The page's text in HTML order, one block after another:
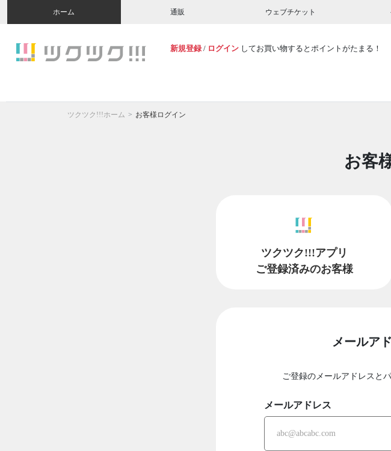
ホーム 通販 ウェブチケット
新規登録 / ログイン してお買い物するとポイントがたまる！
ツクツク!!!ホーム お客様ログイン
お客
ツクツク!!!アプリ
ご登録済みのお客様
メールア
ご登録のメールアドレスと
メールアドレス